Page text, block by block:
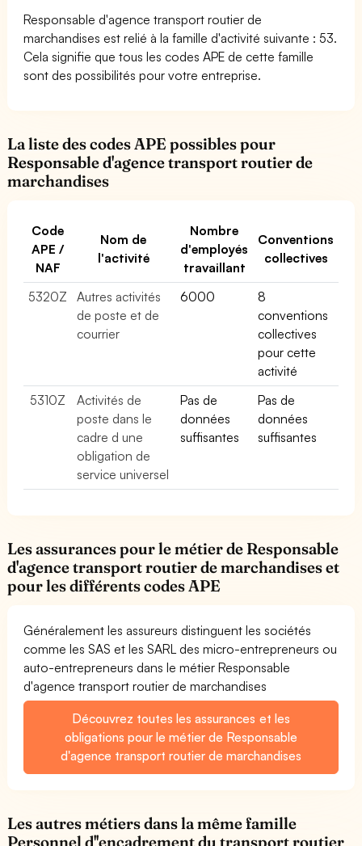
Responsable d'agence transport routier de
marchandises est relié à la famille d'activité suivante : 53.
Cela signifie que tous les codes APE de cette famille
sont des possibilités pour votre entreprise.
La liste des codes APE possibles pour
Responsable d'agence transport routier de
marchandises
Code
APE /
NAF
Nom de
l'activité
Nombre
d'employés
travaillant
Conventions
collectives
5320Z
Autres activités
de poste et de
courrier
6000
8
conventions
collectives
pour cette
activité
5310Z
Activités de
poste dans le
cadre d une
obligation de
service universel
Pas de
données
suffisantes
Pas de
données
suffisantes
Les assurances pour le métier de Responsable
d'agence transport routier de marchandises et
pour les différents codes APE
Généralement les assureurs distinguent les sociétés
comme les SAS et les SARL des micro-entrepreneurs ou
auto-entrepreneurs dans le métier Responsable
d'agence transport routier de marchandises
Découvrez toutes les assurances et les
obligations pour le métier de Responsable
d'agence transport routier de marchandises
Les autres métiers dans la même famille
Personnel d''encadrement du transport routier